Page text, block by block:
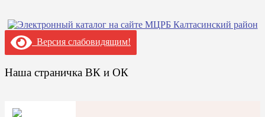
Версия слабовидящим!
Наша страничка ВК и ОК